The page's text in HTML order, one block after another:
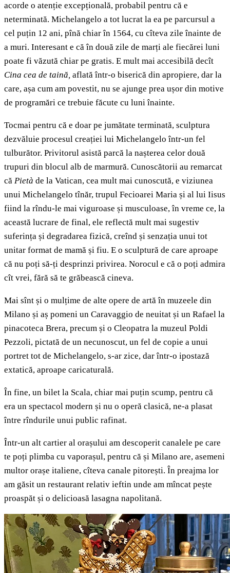
acorde o atenție excepțională, probabil pentru că e
neterminată. Michelangelo a tot lucrat la ea pe parcursul a
cel puțin 12 ani, pînă chiar în 1564, cu cîteva zile înainte de
a muri. Interesant e că în două zile de marți ale fiecărei luni
poate fi văzută chiar pe gratis. E mult mai accesibilă decît
Cina cea de taină, aflată într-o biserică din apropiere, dar la
care, așa cum am povestit, nu se ajunge prea ușor din motive
de programări ce trebuie făcute cu luni înainte.
Tocmai pentru că e doar pe jumătate terminată, sculptura
dezvăluie procesul creației lui Michelangelo într-un fel
tulburător. Privitorul asistă parcă la nașterea celor două
trupuri din blocul alb de marmură. Cunoscătorii au remarcat
că Pietà de la Vatican, cea mult mai cunoscută, e viziunea
unui Michelangelo tînăr, trupul Fecioarei Maria și al lui Iisus
fiind la rîndu-le mai viguroase și musculoase, în vreme ce, la
această lucrare de final, ele reflectă mult mai sugestiv
suferința și degradarea fizică, creînd și senzația unui tot
unitar format de mamă și fiu. E o sculptură de care aproape
că nu poți să-ți desprinzi privirea. Norocul e că o poți admira
cît vrei, fără să te grăbească cineva.
Mai sînt și o mulțime de alte opere de artă în muzeele din
Milano și aș pomeni un Caravaggio de neuitat și un Rafael la
pinacoteca Brera, precum și o Cleopatra la muzeul Poldi
Pezzoli, pictată de un necunoscut, un fel de copie a unui
portret tot de Michelangelo, s-ar zice, dar într-o ipostază
extatică, aproape caricaturală.
În fine, un bilet la Scala, chiar mai puțin scump, pentru că
era un spectacol modern și nu o operă clasică, ne-a plasat
între rîndurile unui public rafinat.
Într-un alt cartier al orașului am descoperit canalele pe care
te poți plimba cu vaporașul, pentru că și Milano are, asemeni
multor orașe italiene, cîteva canale pitorești. În preajma lor
am găsit un restaurant relativ ieftin unde am mîncat pește
proaspăt și o delicioasă lasagna napolitană.